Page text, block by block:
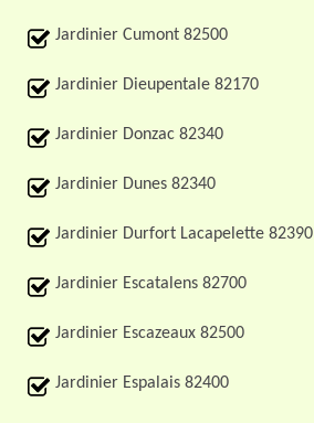
Jardinier Cumont 82500
Jardinier Dieupentale 82170
Jardinier Donzac 82340
Jardinier Dunes 82340
Jardinier Durfort Lacapelette 82390
Jardinier Escatalens 82700
Jardinier Escazeaux 82500
Jardinier Espalais 82400